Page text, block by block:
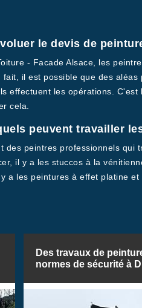
le devis de
- Facade Alsace, les
il est possible que des
effectuent les opérations.
cela.
peuvent travailler
des peintres professionnels
il y a les stuccos à la
a les peintures à effet platine
Des travaux de
normes de sécurité à